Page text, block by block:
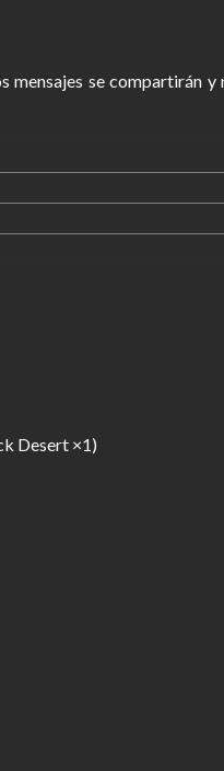
mensajes se compartirán y
Desert ×1)